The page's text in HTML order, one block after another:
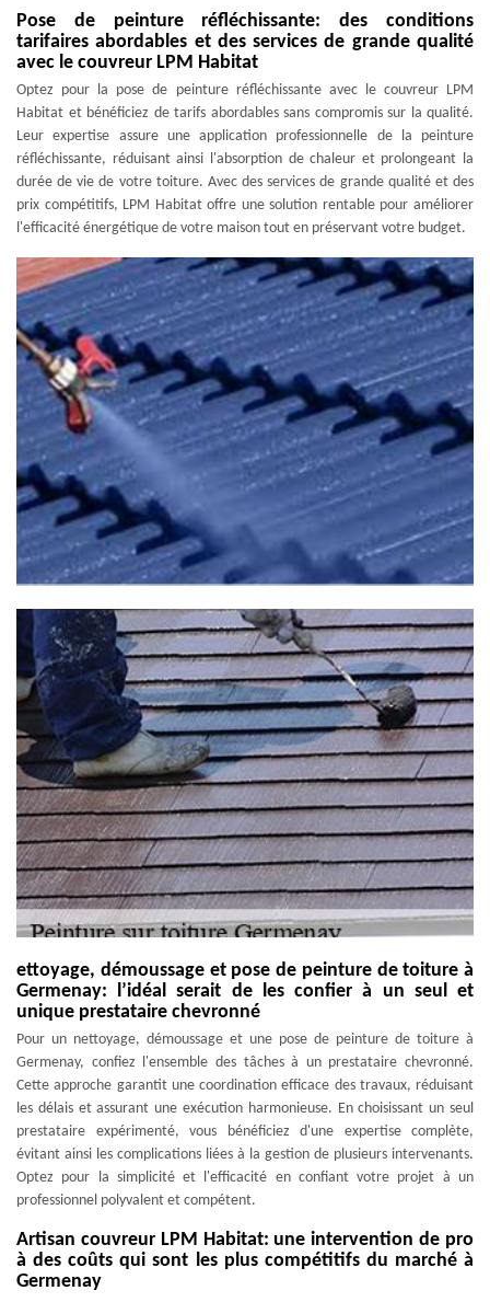
Pose de peinture réfléchissante: des conditions
tarifaires abordables et des services de grande qualité
avec le couvreur LPM Habitat
Optez pour la pose de peinture réfléchissante avec le couvreur LPM
Habitat et bénéficiez de tarifs abordables sans compromis sur la qualité.
Leur expertise assure une application professionnelle de la peinture
réfléchissante, réduisant ainsi l'absorption de chaleur et prolongeant la
durée de vie de votre toiture. Avec des services de grande qualité et des
prix compétitifs, LPM Habitat offre une solution rentable pour améliorer
l'efficacité énergétique de votre maison tout en préservant votre budget.
ettoyage, démoussage et pose de peinture de toiture à
Germenay: l’idéal serait de les confier à un seul et
unique prestataire chevronné
Pour un nettoyage, démoussage et une pose de peinture de toiture à
Germenay, confiez l'ensemble des tâches à un prestataire chevronné.
Cette approche garantit une coordination efficace des travaux, réduisant
les délais et assurant une exécution harmonieuse. En choisissant un seul
prestataire expérimenté, vous bénéficiez d'une expertise complète,
évitant ainsi les complications liées à la gestion de plusieurs intervenants.
Optez pour la simplicité et l'efficacité en confiant votre projet à un
professionnel polyvalent et compétent.
Artisan couvreur LPM Habitat: une intervention de pro
à des coûts qui sont les plus compétitifs du marché à
Germenay